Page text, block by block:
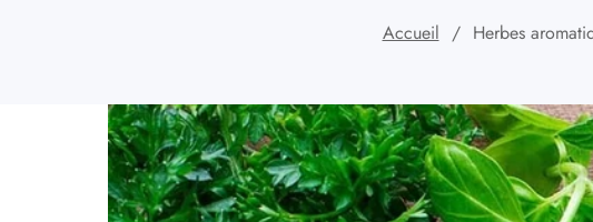
Accueil Herbes